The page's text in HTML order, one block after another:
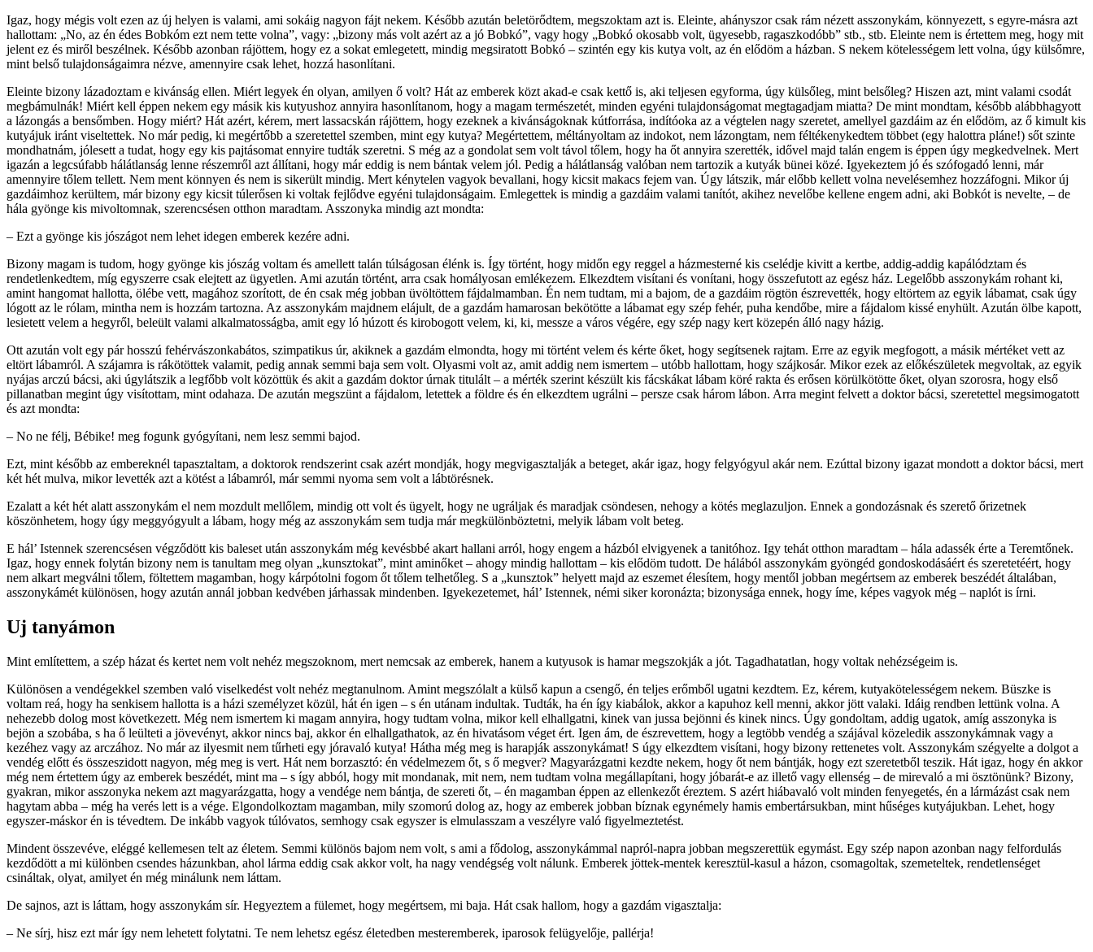
Igaz, hogy mégis volt ezen az új helyen is valami, ami sokáig nagyon fájt nekem. Később azután beletörődtem, megszoktam azt is. Eleinte, ahányszor csak rám nézett asszonykám, könnyezett, s egyre-másra azt
hallottam: „No, az én édes Bobkóm ezt nem tette volna”, vagy: „bizony más volt azért az a jó Bobkó”, vagy hogy „Bobkó okosabb volt, ügyesebb, ragasz­kodóbb” stb., stb. Eleinte nem is értettem meg, hogy mit
jelent ez és miről beszélnek. Később azonban rájöttem, hogy ez a sokat emlegetett, mindig megsiratott Bobkó – szintén egy kis kutya volt, az én elődöm a házban. S nekem kötelességem lett volna, úgy külsőmre,
mint belső tulajdonságaimra nézve, amennyire csak lehet, hozzá hasonlítani.
Eleinte bizony lázadoztam e kivánság ellen. Miért legyek én olyan, amilyen ő volt? Hát az emberek közt akad-e csak kettő is, aki teljesen egyforma, úgy külsőleg, mint belsőleg? Hiszen azt, mint valami csodát
megbámulnák! Miért kell éppen nekem egy másik kis kutyushoz annyira hasonlítanom, hogy a magam természetét, minden egyéni tulajdonságomat meg­tagad­jam miatta? De mint mondtam, később alábbhagyott
a lázongás a bensőmben. Hogy miért? Hát azért, kérem, mert lassacskán rájöttem, hogy ezeknek a kivánságoknak kútforrása, indító­oka az a végtelen nagy szeretet, amellyel gazdáim az én elődöm, az ő kimult kis
kutyájuk iránt viseltettek. No már pedig, ki megértőbb a szeretettel szemben, mint egy kutya? Megér­tettem, méltányoltam az indokot, nem lázongtam, nem féltékenykedtem többet (egy halottra pláne!) sőt szinte
mondhatnám, jólesett a tudat, hogy egy kis pajtásomat ennyire tudták szeretni. S még az a gondolat sem volt távol tőlem, hogy ha őt annyira szerették, idővel majd talán engem is éppen úgy megkedvelnek. Mert
igazán a legcsúfabb hálátlanság lenne részem­ről azt állítani, hogy már eddig is nem bántak velem jól. Pedig a hálátlanság valóban nem tartozik a kutyák bünei közé. Igyekeztem jó és szófogadó lenni, már
amennyire tőlem tellett. Nem ment könnyen és nem is sikerült mindig. Mert kénytelen vagyok bevallani, hogy kicsit makacs fejem van. Úgy látszik, már előbb kellett volna nevelésemhez hozzáfogni. Mikor új
gazdáimhoz kerültem, már bizony egy kicsit túlerősen ki voltak fejlődve egyéni tulajdonsá­gaim. Emlegettek is mindig a gazdáim valami tanítót, akihez nevelőbe kellene engem adni, aki Bobkót is nevelte, – de
hála gyönge kis mivoltomnak, szerencsésen otthon maradtam. Asszonyka mindig azt mondta:
– Ezt a gyönge kis jószágot nem lehet idegen emberek kezére adni.
Bizony magam is tudom, hogy gyönge kis jószág voltam és amellett talán túlságosan élénk is. Így történt, hogy midőn egy reggel a házmesterné kis cselédje kivitt a kertbe, addig-addig kapálództam és
rendetlenkedtem, míg egyszerre csak elejtett az ügyetlen. Ami azután történt, arra csak homályosan emlékezem. Elkezdtem visítani és vonítani, hogy összefutott az egész ház. Legelőbb asszonykám rohant ki,
amint hangomat hallotta, ölébe vett, magához szorított, de én csak még jobban üvöltöttem fájdalmamban. Én nem tudtam, mi a bajom, de a gazdáim rögtön észrevették, hogy eltörtem az egyik lábamat, csak úgy
lógott az le rólam, mintha nem is hozzám tartozna. Az asszonykám majdnem elájult, de a gazdám hamarosan bekötötte a lábamat egy szép fehér, puha kendőbe, mire a fájdalom kissé enyhült. Azután ölbe kapott,
lesietett velem a hegyről, beleült valami alkalmatosságba, amit egy ló húzott és kirobogott velem, ki, ki, messze a város végére, egy szép nagy kert közepén álló nagy házig.
Ott azután volt egy pár hosszú fehérvászonkabátos, szimpatikus úr, akiknek a gazdám el­mond­ta, hogy mi történt velem és kérte őket, hogy segítsenek rajtam. Erre az egyik meg­fogott, a másik mértéket vett az
eltört lábamról. A szájamra is rákötöttek valamit, pedig annak semmi baja sem volt. Olyasmi volt az, amit addig nem ismertem – utóbb hallottam, hogy szájkosár. Mikor ezek az előkészületek megvoltak, az egyik
nyájas arczú bácsi, aki úgylátszik a legfőbb volt közöttük és akit a gazdám doktor úrnak titulált – a mérték szerint készült kis fácskákat lábam köré rakta és erősen körülkötötte őket, olyan szorosra, hogy első
pillanatban megint úgy visítottam, mint odahaza. De azután megszünt a fájdalom, letettek a földre és én elkezdtem ugrálni – persze csak három lábon. Arra megint felvett a doktor bácsi, szeretettel megsimogatott
és azt mondta:
– No ne félj, Bébike! meg fogunk gyógyítani, nem lesz semmi bajod.
Ezt, mint később az embereknél tapasztaltam, a doktorok rendszerint csak azért mondják, hogy megvigasztalják a beteget, akár igaz, hogy felgyógyul akár nem. Ezúttal bizony igazat mondott a doktor bácsi, mert
két hét mulva, mikor levették azt a kötést a lábamról, már semmi nyoma sem volt a lábtörésnek.
Ezalatt a két hét alatt asszonykám el nem mozdult mellőlem, mindig ott volt és ügyelt, hogy ne ugráljak és maradjak csöndesen, nehogy a kötés meglazuljon. Ennek a gondozásnak és szerető őrizetnek
köszönhetem, hogy úgy meggyógyult a lábam, hogy még az asszonykám sem tudja már megkülönböztetni, melyik lábam volt beteg.
E hál’ Istennek szerencsésen végződött kis baleset után asszonykám még kevésbbé akart hallani arról, hogy engem a házból elvigyenek a tanitóhoz. Igy tehát otthon maradtam – hála adas­sék érte a Teremtőnek.
Igaz, hogy ennek folytán bizony nem is tanultam meg olyan „kunsztokat”, mint aminőket – ahogy mindig hallottam – kis elődöm tudott. De hálából asszonykám gyöngéd gondoskodásáért és szeretetéért, hogy
nem alkart megválni tőlem, föltettem magamban, hogy kárpótolni fogom őt tőlem telhetőleg. S a „kunsztok” helyett majd az eszemet élesítem, hogy mentől jobban megértsem az emberek beszédét általában,
asszony­kámét különösen, hogy azután annál jobban kedvében járhassak mindenben. Igyekezetemet, hál’ Istennek, némi siker koronázta; bizonysága ennek, hogy íme, képes vagyok még – naplót is írni.
Uj tanyámon
Mint említettem, a szép házat és kertet nem volt nehéz megszoknom, mert nemcsak az em­berek, hanem a kutyusok is hamar megszokják a jót. Tagadhatatlan, hogy voltak nehézségeim is.
Különösen a vendégekkel szemben való viselkedést volt nehéz megtanulnom. Amint meg­szó­lalt a külső kapun a csengő, én teljes erőmből ugatni kezdtem. Ez, kérem, kutyakötelességem nekem. Büszke is
voltam reá, hogy ha senkisem hallotta is a házi személyzet közül, hát én igen – s én utánam indultak. Tudták, ha én így kiabálok, akkor a kapuhoz kell menni, akkor jött valaki. Idáig rendben lettünk volna. A
nehezebb dolog most következett. Még nem ismer­tem ki magam annyira, hogy tudtam volna, mikor kell elhallgatni, kinek van jussa bejönni és kinek nincs. Úgy gondoltam, addig ugatok, amíg asszonyka is
bejön a szobába, s ha ő leülteti a jövevényt, akkor nincs baj, akkor én elhallgathatok, az én hivatásom véget ért. Igen ám, de észrevettem, hogy a legtöbb vendég a szájával közeledik asszonykámnak vagy a
kezéhez vagy az arczához. No már az ilyesmit nem tűrheti egy jóravaló kutya! Hátha még meg is harapják asszonykámat! S úgy elkezdtem visítani, hogy bizony rettenetes volt. Asszonykám szégyelte a dolgot a
vendég előtt és összeszidott nagyon, még meg is vert. Hát nem borzasztó: én védel­mezem őt, s ő megver? Magyarázgatni kezdte nekem, hogy őt nem bántják, hogy ezt szeretet­ből teszik. Hát igaz, hogy én akkor
még nem értettem úgy az emberek beszédét, mint ma – s így abból, hogy mit mondanak, mit nem, nem tudtam volna megállapítani, hogy jóbarát-e az illető vagy ellenség – de mirevaló a mi ösztönünk? Bizony,
gyakran, mikor asszonyka nekem azt magyarázgatta, hogy a vendége nem bántja, de szereti őt, – én magamban éppen az ellen­kezőt éreztem. S azért hiábavaló volt minden fenyegetés, én a lármázást csak nem
hagytam abba – még ha verés lett is a vége. Elgondolkoztam magamban, mily szomorú dolog az, hogy az emberek jobban bíznak egynémely hamis embertársukban, mint hűséges kutyájukban. Lehet, hogy
egyszer-máskor én is tévedtem. De inkább vagyok túlóvatos, semhogy csak egyszer is elmulasszam a veszélyre való figyelmeztetést.
Mindent összevéve, eléggé kellemesen telt az életem. Semmi különös bajom nem volt, s ami a fődolog, asszonykámmal napról-napra jobban megszerettük egymást. Egy szép napon azonban nagy felfordulás
kezdődött a mi különben csendes házunkban, ahol lárma eddig csak akkor volt, ha nagy vendégség volt nálunk. Emberek jöttek-mentek keresztül-kasul a házon, csomagoltak, szemeteltek, rendetlenséget
csináltak, olyat, amilyet én még minálunk nem láttam.
De sajnos, azt is láttam, hogy asszonykám sír. Hegyeztem a fülemet, hogy megértsem, mi baja. Hát csak hallom, hogy a gazdám vigasztalja:
– Ne sírj, hisz ezt már így nem lehetett folytatni. Te nem lehetsz egész életedben mester­emberek, iparosok felügyelője, pallérja!